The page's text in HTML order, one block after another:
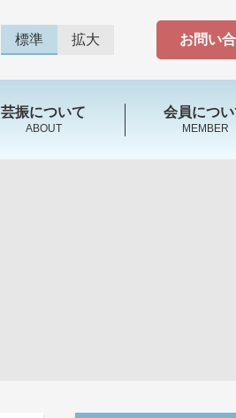
標準 拡大 お問い
芸振について
ABOUT
会員につい
MEMBER